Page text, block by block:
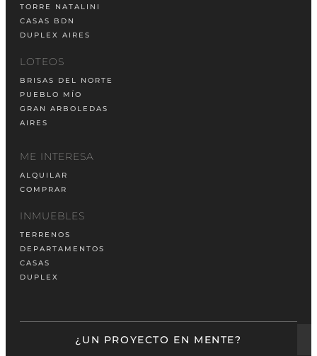
ME INTERESA
ALQUILAR
COMPRAR
INMUEBLES
TERRENOS
DEPARTAMENTOS
CASAS
DUPLEX
TORRE NATALINI
CASAS BDN
DUPLEX AIRES
LOTEOS
BRISAS DEL NORTE
PUEBLO MÍO
GRAN ARBOLEDAS
AIRES
¿UN PROYECTO EN MENTE?